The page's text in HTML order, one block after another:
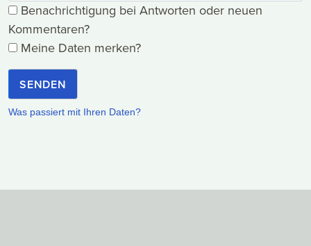
Benachrichtigung bei Antworten oder neuen
Kommentaren?
Meine Daten merken?
SENDEN
Was passiert mit Ihren Daten?